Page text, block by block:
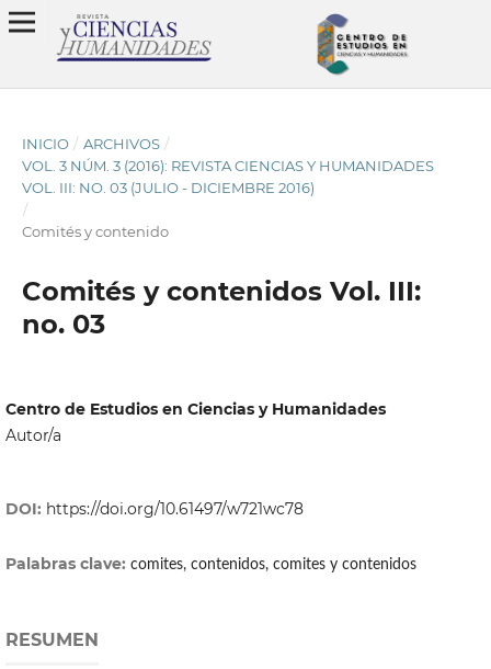
INICIO / ARCHIVOS /
VOL. 3 NÚM. 3 (2016): REVISTA CIENCIAS Y HUMANIDADES
VOL. III: NO. 03 (JULIO - DICIEMBRE 2016)
/
Comités y contenido
Comités y contenidos Vol. III:
no. 03
Centro de Estudios en Ciencias y Humanidades
Autor/a
DOI: https://doi.org/10.61497/w721wc78
Palabras clave: comites, contenidos, comites y contenidos
RESUMEN